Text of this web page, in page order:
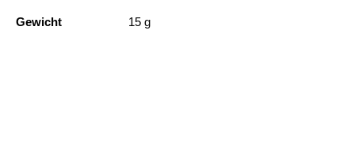
Gewicht 15 g